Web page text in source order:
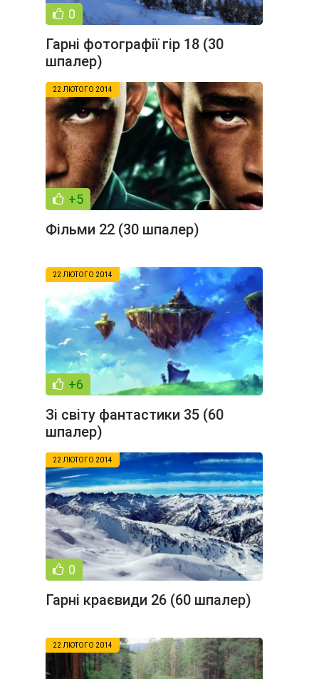
0
Гарні фотографії гір 18 (30
шпалер)
22 ЛЮТОГО 2014
+5
Фільми 22 (30 шпалер)
22 ЛЮТОГО 2014
+6
Зі світу фантастики 35 (60
шпалер)
22 ЛЮТОГО 2014
0
Гарні краєвиди 26 (60 шпалер)
22 ЛЮТОГО 2014